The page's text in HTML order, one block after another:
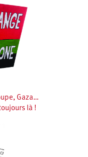
Gaza…
là !